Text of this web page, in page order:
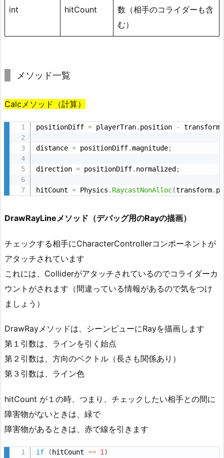
int hitCount
数（相手のコライダーも含
む）
メソッド一覧
Calcメソッド（計算）
positionDiff = playerTran. position - transform
distance = positionDiff.magnitude;
direction = positionDiff. normalized ;
hitCount = Physics . RaycastNonAlloc(transform.
DrawRayLineメソッド（デバッグ用のRayの描画）
チェックする相手にCharacterControllerコンポーネントが
アタッチされています
これには、Colliderがアタッチされているのでコライダーカ
ウントがされます（間違っている情報があるので気をつけ
ましょう）
DrawRayメソッドは、シーンビューにRayを描画します
第１引数は、ラインを引く始点
第２引数は、方向のベクトル（長さも関係あり）
第３引数は、ライン色
hitCount が１の時、つまり、チェックしたい相手との間に
障害物がないときは、緑で
障害物があるときは、赤で線を引きます
if ( hitCount == 1 )